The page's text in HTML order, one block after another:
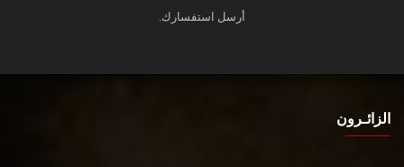
أرسل استفسارك.
الزائـرون